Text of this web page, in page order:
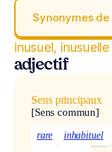
Synonymes de
inusuel, inusuelle
adjectif
Sens principaux
[Sens commun]
rare inhabituel